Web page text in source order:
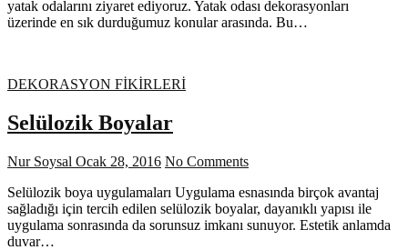
yatak odalarını ziyaret ediyoruz. Yatak odası dekorasyonları
üzerinde en sık durduğumuz konular arasında. Bu…
DEKORASYON FİKİRLERİ
Selülozik Boyalar
Nur Soysal Ocak 28, 2016 No Comments
Selülozik boya uygulamaları Uygulama esnasında birçok avantaj
sağladığı için tercih edilen selülozik boyalar, dayanıklı yapısı ile
uygulama sonrasında da sorunsuz imkanı sunuyor. Estetik anlamda
duvar…